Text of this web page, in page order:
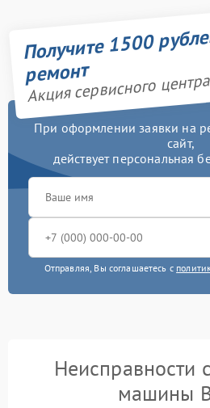
Получите 1500
ремонт
Акция сервисного
При оформлении заявки на
сайт,
действует персональная
Отправляя, Вы соглашаетесь с
Неисправности
машины